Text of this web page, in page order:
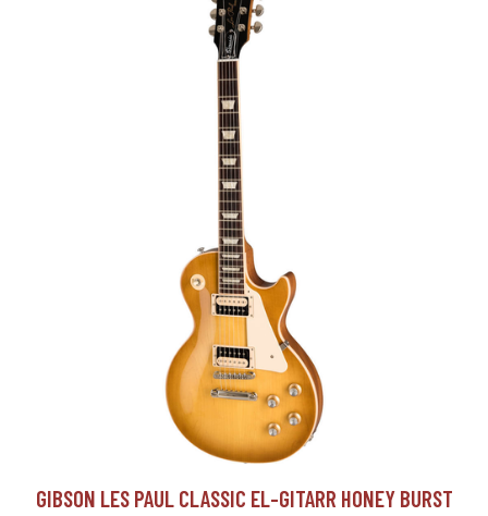
GIBSON LES PAUL CLASSIC EL-GITARR HONEY BURST